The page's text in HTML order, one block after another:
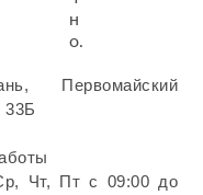
н
о.
Первомайский
33Б
Чт, Пт с 09:00 до